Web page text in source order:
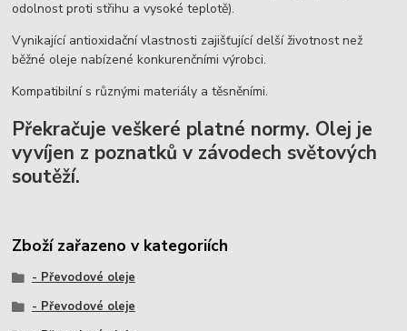
odolnost proti střihu a vysoké teplotě).
Vynikající antioxidační vlastnosti zajišťující delší životnost než
běžné oleje nabízené konkurenčními výrobci.
Kompatibilní s různými materiály a těsněními.
Překračuje veškeré platné normy. Olej je
vyvíjen z poznatků v závodech světových
soutěží.
Zboží zařazeno v kategoriích
- Převodové oleje
- Převodové oleje